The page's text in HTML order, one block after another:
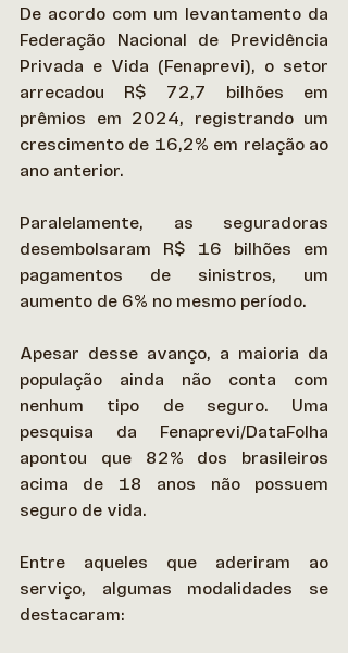
De acordo com um levantamento da
Federação Nacional de Previdência
Privada e Vida (Fenaprevi), o setor
arrecadou R$ 72,7 bilhões em
prêmios em 2024, registrando um
crescimento de 16,2% em relação ao
ano anterior.
Paralelamente, as seguradoras
desembolsaram R$ 16 bilhões em
pagamentos de sinistros, um
aumento de 6% no mesmo período.
Apesar desse avanço, a maioria da
população ainda não conta com
nenhum tipo de seguro. Uma
pesquisa da Fenaprevi/DataFolha
apontou que 82% dos brasileiros
acima de 18 anos não possuem
seguro de vida.
Entre aqueles que aderiram ao
serviço, algumas modalidades se
destacaram: